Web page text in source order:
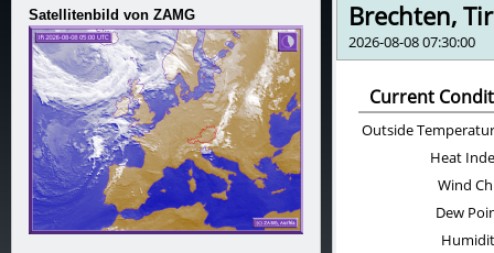
Satellitenbild von ZAMG